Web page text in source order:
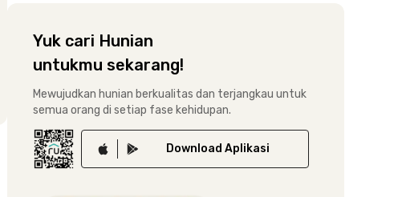
Yuk cari Hunian
untukmu sekarang!
Mewujudkan hunian berkualitas dan terjangkau untuk
semua orang di setiap fase kehidupan.
Download Aplikasi